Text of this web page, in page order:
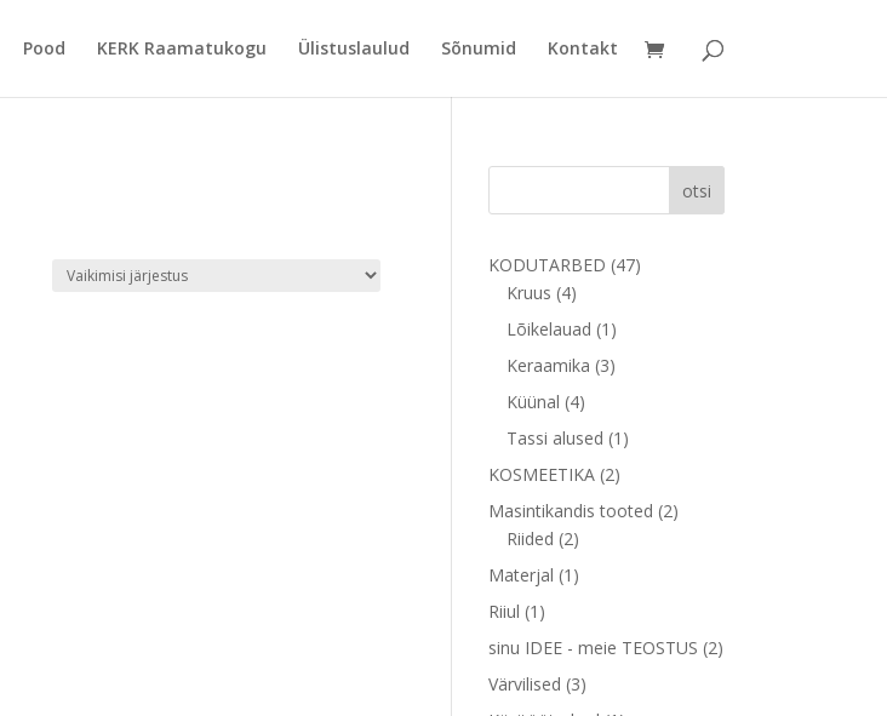
Pood KERK Raamatukogu Ülistuslaulud Sõnumid Kontakt
otsi
KODUTARBED 4747
Kruus 44
toodet
Lõikelauad 1 1
toode
Keraamika 33
Küünal 44
toodet
Tassi alused 1 1
KOSMEETIKA 22
toodet
Masintikandis tooted 22
Riided 22
toodet
Materjal 1 1
Riiul 1 1
toode
sinu IDEE - meie TEOSTUS 22
Värvilised 33
toodet